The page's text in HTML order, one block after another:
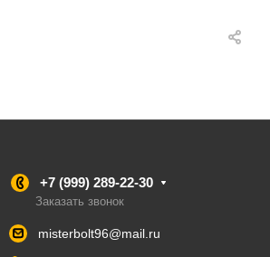
+7 (999) 289-22-30
Заказать звонок
misterbolt96@mail.ru